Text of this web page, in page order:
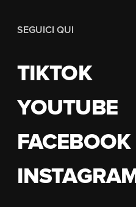
SEGUICI QUI
TIKTOK
YOUTUBE
FACEBOOK
INSTAGRAM